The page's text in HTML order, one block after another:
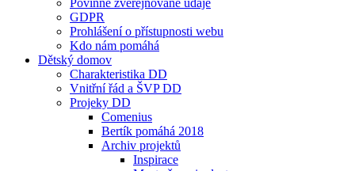
GDPR
Prohlášení o přístupnosti webu
Kdo nám pomáhá
Dětský domov
Charakteristika DD
Vnitřní řád a ŠVP DD
Projeky DD
Comenius
Bertík pomáhá 2018
Archiv projektů
Inspirace